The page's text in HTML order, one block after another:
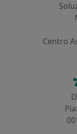
Centro